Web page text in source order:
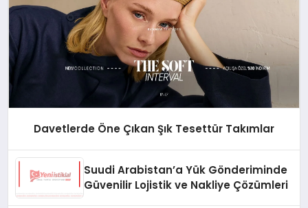
Davetlerde Öne Çıkan Şık Tesettür Takımlar
Suudi Arabistan’a Yük Gönderiminde
Güvenilir Lojistik ve Nakliye Çözümleri